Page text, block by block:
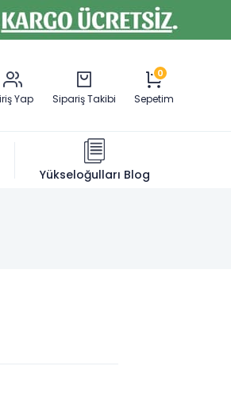
Yap
Sipariş Takibi
0
Sepetim
Yükseloğulları Blog